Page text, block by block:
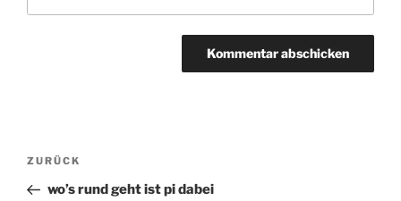
Beitragsnavigation
Vorheriger
Beitrag
ZURÜCK
wo’s rund geht ist pi dabei